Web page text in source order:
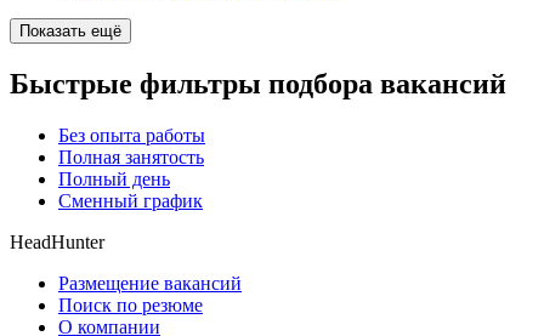
Показать ещё
Быстрые фильтры подбора вакансий
Без опыта работы
Полная занятость
Полный день
Сменный график
HeadHunter
Размещение вакансий
Поиск по резюме
О компании